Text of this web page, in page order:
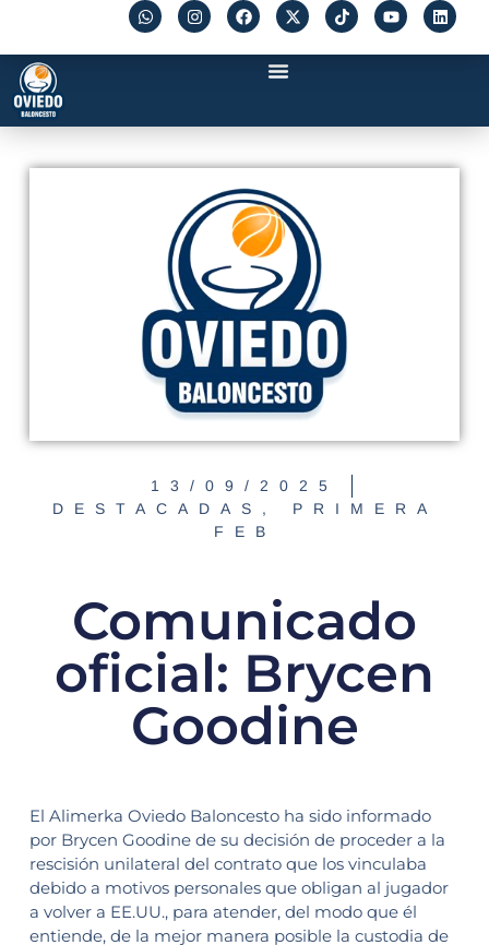
13/09/2025
DESTACADAS , PRIMERA
FEB
Comunicado
oficial: Brycen
Goodine
El Alimerka Oviedo Baloncesto ha sido informado
por Brycen Goodine de su decisión de proceder a la
rescisión unilateral del contrato que los vinculaba
debido a motivos personales que obligan al jugador
a volver a EE.UU., para atender, del modo que él
entiende, de la mejor manera posible la custodia de